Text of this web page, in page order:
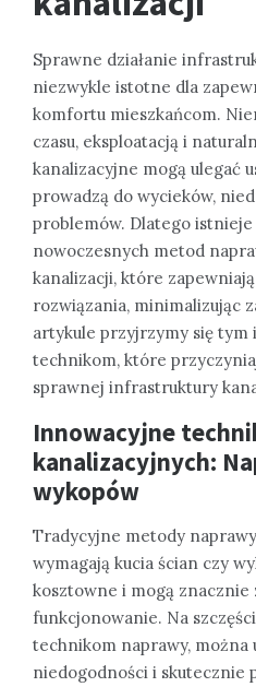
Sprawne działanie
niezwykle istotne dla
komfortu mieszkańcom.
czasu, eksploatacją i
kanalizacyjne mogą ulegać
prowadzą do wycieków,
problemów. Dlatego
nowoczesnych metod
kanalizacji, które
rozwiązania, minimalizując
artykule przyjrzymy się tym
technikom, które
sprawnej infrastruktury
Innowacyjne
kanalizacyjnych:
wykopów
Tradycyjne metody
wymagają kucia ścian czy
kosztowne i mogą znacznie
funkcjonowanie. Na
technikom naprawy, można
niedogodności i skutecznie